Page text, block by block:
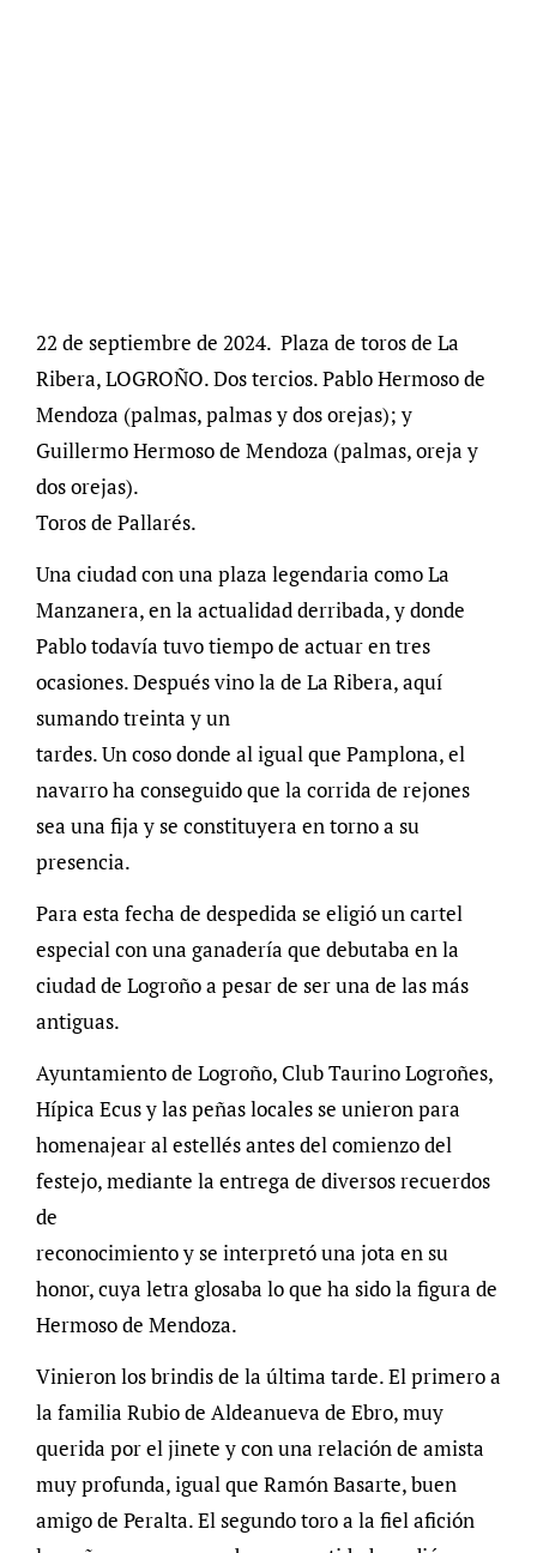
22 de septiembre de 2024. Plaza de toros de La
Ribera, LOGROÑO. Dos tercios. Pablo Hermoso de
Mendoza (palmas, palmas y dos orejas); y
Guillermo Hermoso de Mendoza (palmas, oreja y
dos orejas).
Toros de Pallarés.
Una ciudad con una plaza legendaria como La
Manzanera, en la actualidad derribada, y donde
Pablo todavía tuvo tiempo de actuar en tres
ocasiones. Después vino la de La Ribera, aquí
sumando treinta y un
tardes. Un coso donde al igual que Pamplona, el
navarro ha conseguido que la corrida de rejones
sea una fija y se constituyera en torno a su
presencia.
Para esta fecha de despedida se eligió un cartel
especial con una ganadería que debutaba en la
ciudad de Logroño a pesar de ser una de las más
antiguas.
Ayuntamiento de Logroño, Club Taurino Logroñes,
Hípica Ecus y las peñas locales se unieron para
homenajear al estellés antes del comienzo del
festejo, mediante la entrega de diversos recuerdos
de
reconocimiento y se interpretó una jota en su
honor, cuya letra glosaba lo que ha sido la figura de
Hermoso de Mendoza.
Vinieron los brindis de la última tarde. El primero a
la familia Rubio de Aldeanueva de Ebro, muy
querida por el jinete y con una relación de amista
muy profunda, igual que Ramón Basarte, buen
amigo de Peralta. El segundo toro a la fiel afición